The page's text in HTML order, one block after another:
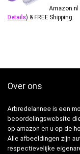
Amazon.nl
Details) & FREE Shipping.
Over ons
Arbredelannee is een
beoordelingswebsite
op amazon en u op de
Alle afbeeldingen zijn
respectievelijke